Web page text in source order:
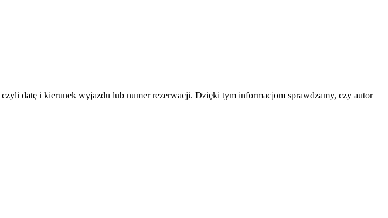
datę i kierunek wyjazdu lub numer rezerwacji. Dzięki tym informacjom sprawdzamy, czy autor